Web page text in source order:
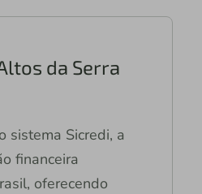
da Serra
sistema Sicredi, a
financeira
oferecendo